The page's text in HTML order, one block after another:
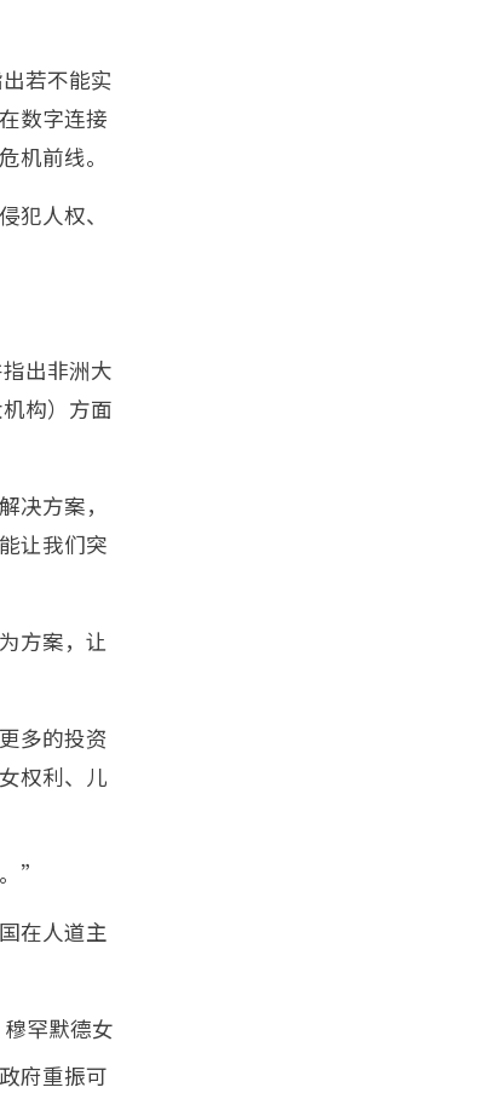
若不能实
数字连接
机前线。
犯人权、
出非洲大
构）方面
方案，
让我们突
方案，让
多的投资
权利、儿
”
在人道主
穆罕默德女
府重振可